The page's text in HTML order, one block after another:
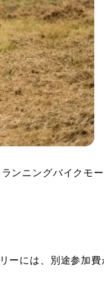
ンニングバイクモ
ーには、別途参加費